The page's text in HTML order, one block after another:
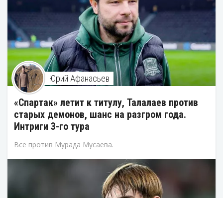
Юрий Афанасьев
«Спартак» летит к титулу, Талалаев против
старых демонов, шанс на разгром года.
Интриги 3-го тура
Все против Мурада Мусаева.